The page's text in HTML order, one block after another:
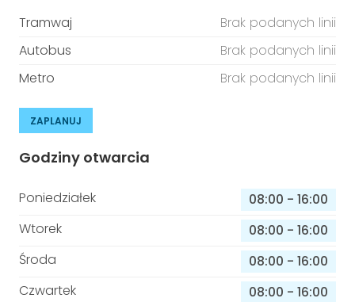
Tramwaj
Brak podanych linii
Autobus
Brak podanych linii
Metro
Brak podanych linii
ZAPLANUJ
Godziny otwarcia
Poniedziałek 08:00 - 16:00
Wtorek
08:00 - 16:00
Środa
08:00 - 16:00
Czwartek
08:00 - 16:00